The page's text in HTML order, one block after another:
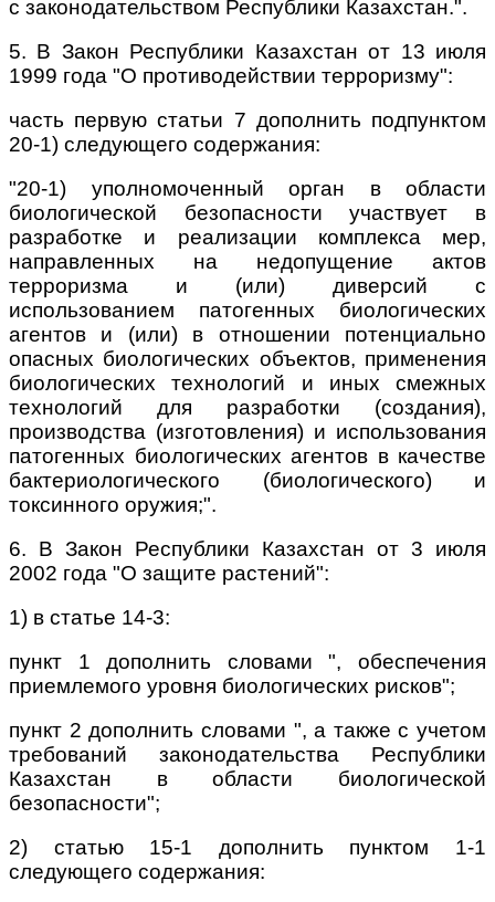
с законодательством Республики Казахстан.".
5. В Закон Республики Казахстан от 13 июля
1999 года "О противодействии терроризму":
часть первую статьи 7 дополнить подпунктом
20-1) следующего содержания:
"20-1) уполномоченный орган в области
биологической безопасности участвует в
разработке и реализации комплекса мер,
направленных на недопущение актов
терроризма и (или) диверсий с
использованием патогенных биологических
агентов и (или) в отношении потенциально
опасных биологических объектов, применения
биологических технологий и иных смежных
технологий для разработки (создания),
производства (изготовления) и использования
патогенных биологических агентов в качестве
бактериологического (биологического) и
токсинного оружия;".
6. В Закон Республики Казахстан от 3 июля
2002 года "О защите растений":
1) в статье 14-3:
пункт 1 дополнить словами ", обеспечения
приемлемого уровня биологических рисков";
пункт 2 дополнить словами ", а также с учетом
требований законодательства Республики
Казахстан в области биологической
безопасности";
2) статью 15-1 дополнить пунктом 1-1
следующего содержания: